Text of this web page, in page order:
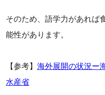
そのため、語学力があれば
能性があります。
【参考】 海外展開の状況ー
水産省